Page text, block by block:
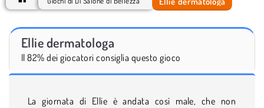
Ellie dermatologa
Il 82% dei giocatori consiglia questo gioco
La giornata di Ellie è andata così male, che non